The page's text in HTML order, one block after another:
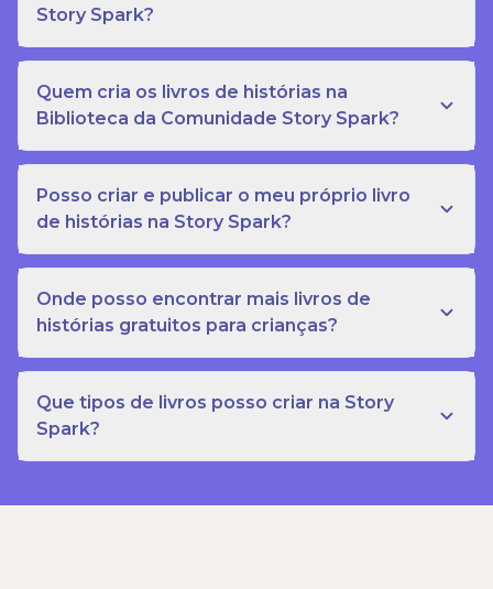
Story Spark?
Quem cria os livros de histórias na
Biblioteca da Comunidade Story Spark?
Posso criar e publicar o meu próprio livro
de histórias na Story Spark?
Onde posso encontrar mais livros de
histórias gratuitos para crianças?
Que tipos de livros posso criar na Story
Spark?